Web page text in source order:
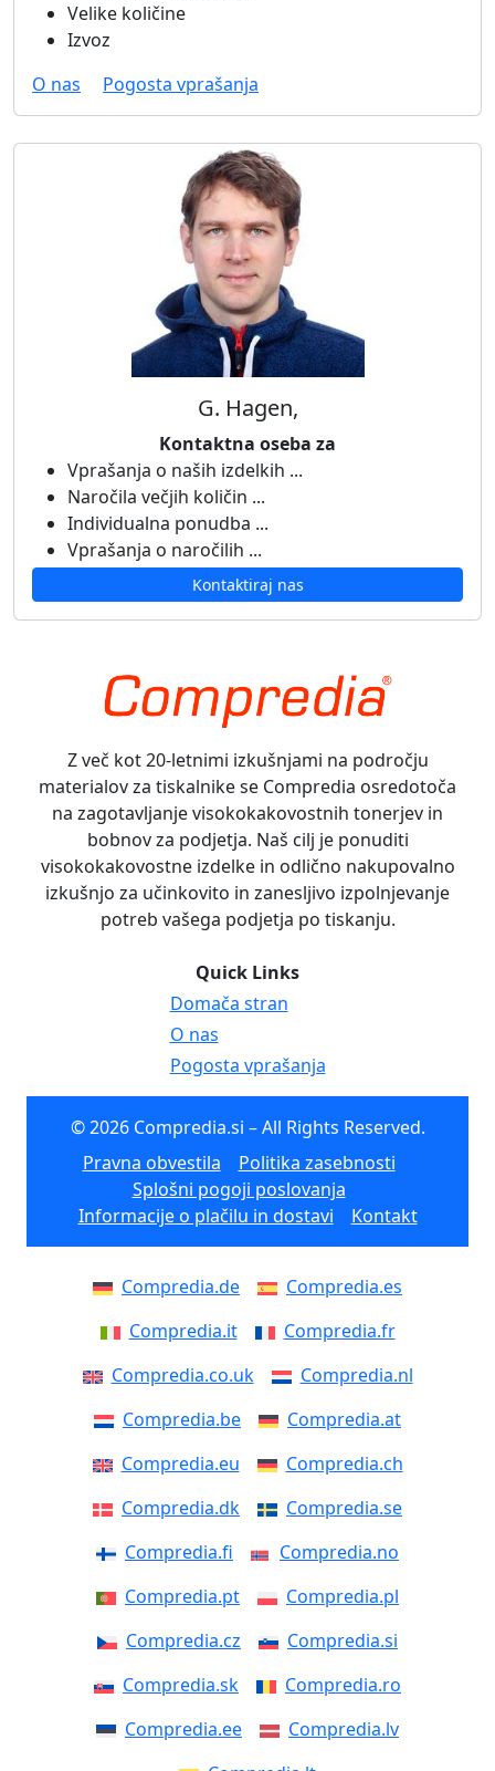
Velike količine
Izvoz
O nas
Pogosta vprašanja
G. Hagen,
Kontaktna oseba za
Vprašanja o naših izdelkih ...
Naročila večjih količin ...
Individualna ponudba ...
Vprašanja o naročilih ...
Kontaktiraj nas
Z več kot 20-letnimi izkušnjami na področju
materialov za tiskalnike se Compredia osredotoča
na zagotavljanje visokokakovostnih tonerjev in
bobnov za podjetja. Naš cilj je ponuditi
visokokakovostne izdelke in odlično nakupovalno
izkušnjo za učinkovito in zanesljivo izpolnjevanje
potreb vašega podjetja po tiskanju.
Quick Links
Domača stran
O nas
Pogosta vprašanja
© 2026 Compredia.si – All Rights Reserved.
Pravna obvestila
Politika zasebnosti
Splošni pogoji poslovanja
Informacije o plačilu in dostavi
Kontakt
Compredia.de
Compredia.es
Compredia.it
Compredia.fr
Compredia.co.uk
Compredia.nl
Compredia.be
Compredia.at
Compredia.eu
Compredia.ch
Compredia.dk
Compredia.se
Compredia.fi
Compredia.no
Compredia.pt
Compredia.pl
Compredia.cz
Compredia.si
Compredia.sk
Compredia.ro
Compredia.ee
Compredia.lv